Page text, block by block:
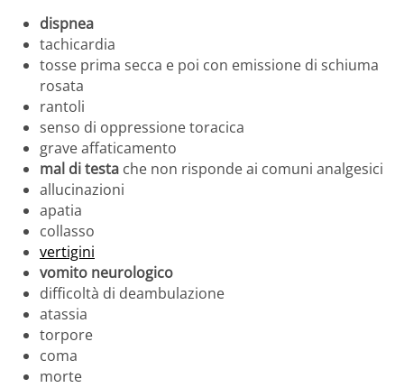
dispnea
tachicardia
tosse prima secca e poi con emissione di schiuma
rosata
rantoli
senso di oppressione toracica
grave affaticamento
mal di testa che non risponde ai comuni analgesici
allucinazioni
apatia
collasso
vertigini
vomito neurologico
difficoltà di deambulazione
atassia
torpore
coma
morte